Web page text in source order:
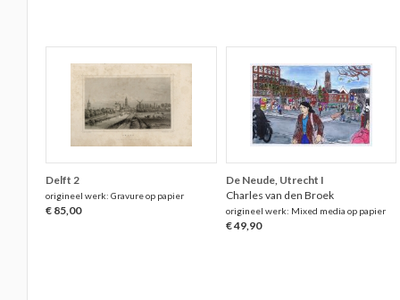
Delft 2
origineel werk: Gravure op papier
€ 85,00
De Neude, Utrecht I
Charles van den Broek
origineel werk: Mixed media op papier
€ 49,90